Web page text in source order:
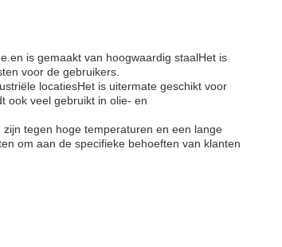
is gemaakt van hoogwaardig staalHet is
voor de gebruikers.
locatiesHet is uitermate geschikt voor
ook veel gebruikt in olie- en
tegen hoge temperaturen en een lange
om aan de specifieke behoeften van klanten